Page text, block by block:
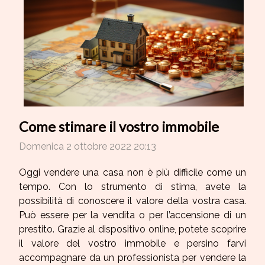
Come stimare il vostro immobile
Domenica 2 ottobre 2022 20:13
Oggi vendere una casa non è più difficile come un
tempo. Con lo strumento di stima, avete la
possibilità di conoscere il valore della vostra casa.
Può essere per la vendita o per l’accensione di un
prestito. Grazie al dispositivo online, potete scoprire
il valore del vostro immobile e persino farvi
accompagnare da un professionista per vendere la